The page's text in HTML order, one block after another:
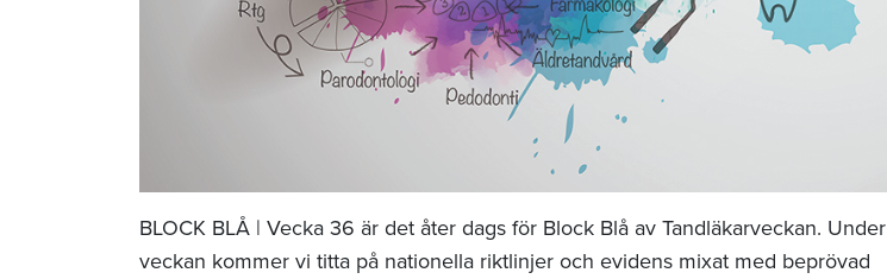
BLOCK BLÅ | Vecka 36 är det åter dags för Block Blå av Tandläkarveckan. Under
veckan kommer vi titta på nationella riktlinjer och evidens mixat med beprövad